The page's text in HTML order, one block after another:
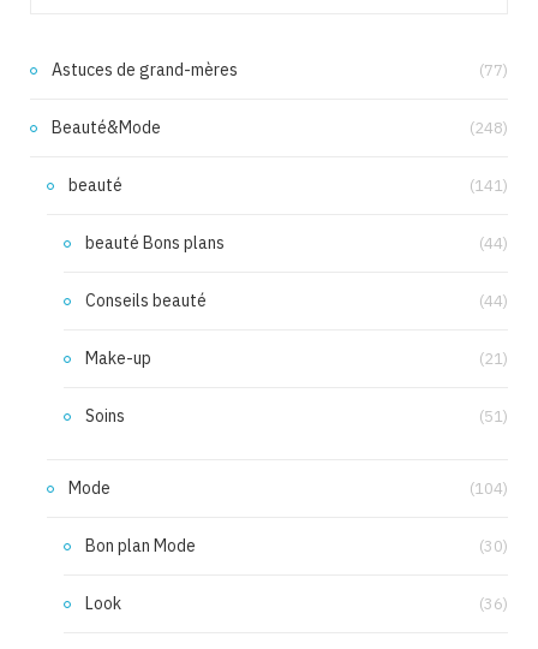
Astuces de grand-mères (77)
Beauté&Mode (248)
beauté (141)
beauté Bons plans (44)
Conseils beauté (44)
Make-up (21)
Soins (51)
Mode (104)
Bon plan Mode (30)
Look (36)